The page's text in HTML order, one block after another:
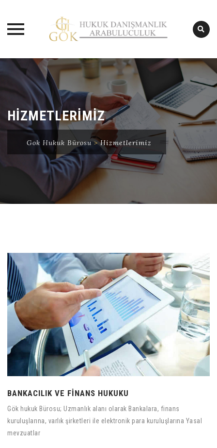
Skip
content
HİZMETLERİMİZ
Gok Hukuk Bürosu>Hizmetlerimiz
BANKACILIK VE FİNANS HUKUKU
Gök hukuk Bürosu; Uzmanlık alanı olarak Bankalara, finans
kuruluşlarına, varlık şirketleri ile elektronik para kuruluşlarına Yasal
mevzuatlar